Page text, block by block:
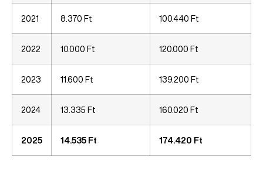
2021 8.370 Ft 100.440 Ft
2022 10.000 Ft 120.000 Ft
2023 11.600 Ft 139.200 Ft
2024 13.335 Ft 160.020 Ft
2025 14.535 Ft 174.420 Ft